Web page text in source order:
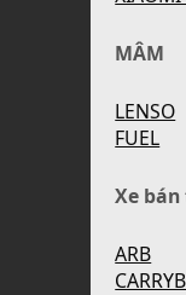
MÂM
LENSO
FUEL
Xe
ARB